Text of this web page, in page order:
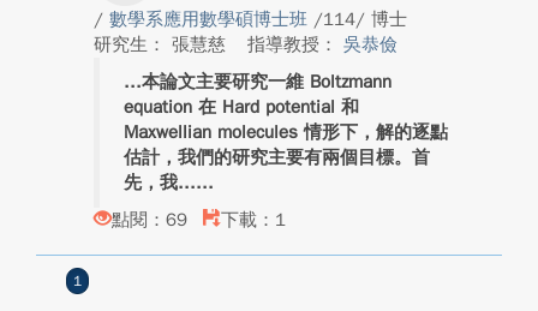
/ 數學系應用數學碩博士班 /114/ 博士
研究生： 張慧慈
指導教授： 吳恭儉
本論文主要研究一維 Boltzmann
equation 在 Hard potential 和
Maxwellian molecules 情形下，解的逐點
估計，我們的研究主要有兩個目標。首
先，我...
點閱：69
下載：1
1